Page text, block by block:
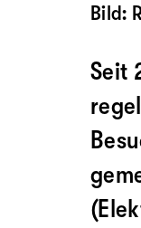
Bild:
Seit